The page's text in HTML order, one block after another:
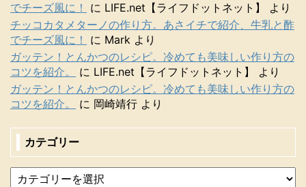
でチーズ風に！
に LIFE.net【ライフドットネット】
より
チッコカタメターノの作り方。あさイチで紹介、牛乳と酢
でチーズ風に！
に Mark より
ガッテン！とんかつのレシピ。冷めても美味しい作り方の
コツを紹介。
に LIFE.net【ライフドットネット】
より
ガッテン！とんかつのレシピ。冷めても美味しい作り方の
コツを紹介。
に 岡崎靖行 より
カテゴリー